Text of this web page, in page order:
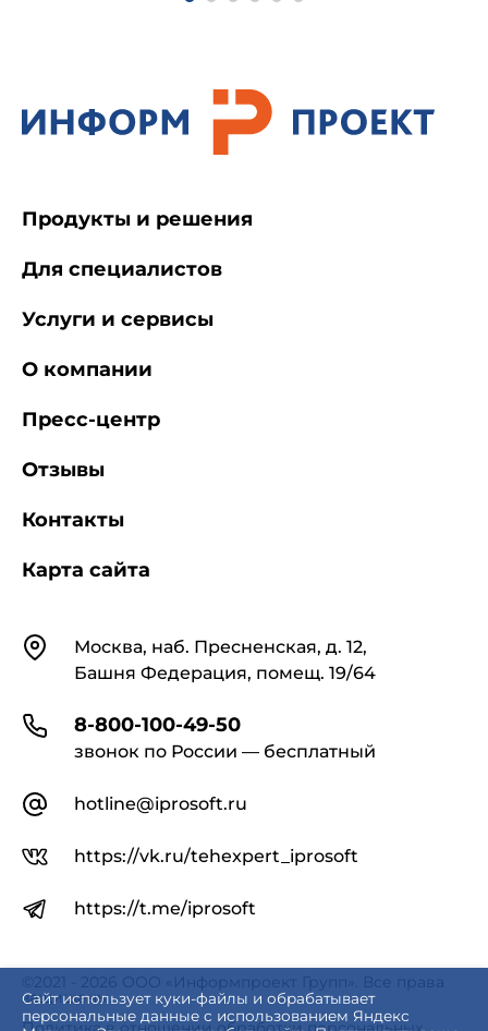
Сайт использует куки-файлы и обрабатывает
персональные данные с использованием Яндекс
КонтактыМосква, наб. Пресненская, д. 12,
Башня Федерация, помещ. 19/64
8-800-100-49-50
звонок по России — бесплатный
hotline@iprosoft.ru
https://vk.ru/tehexpert_iprosoft
https://t.me/iprosoft
Продукты и решения
Для специалистов
Услуги и сервисы
О компании
Пресс-центр
Отзывы
Контакты
Карта сайта
©2021 - 2026 ООО «Информпроект Групп». Все права
защищены.